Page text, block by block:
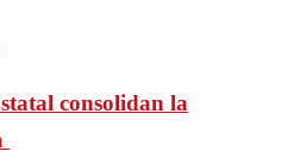
consolidan la